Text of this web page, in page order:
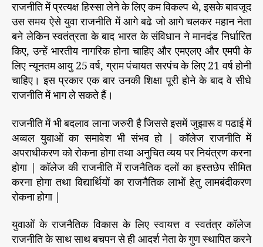
राजनीति में प्रत्यक्ष हिस्सा लेने के लिए कम विकल्प थे, इसके बावजूद
उस समय ऐसे युवा राजनीति में आगे बढे जो आगे चलकर महान नेता
बने लेकिन स्वतंत्रता के बाद भारत के संविधान ने मानदंड निर्धारित
किए, उन्हें भारतीय नागरिक होना चाहिए और एमएलए और एमपी के
लिए न्यूनतम आयु 25 वर्ष, ग्राम पंचायत सरपंच के लिए 21 वर्ष होनी
चाहिए। इस प्रकार एक बार उनकी शिक्षा पूरी होने के बाद वे सीधे
राजनीति में भाग ले सकते हैं।
राजनीति में भी बदलाव लाना जरुरी है जिससे इसमें जुझारू व पढाई में
अव्वल युवाओं का समावेश भी संभव हो | कॉलेज राजनीति में
अपराधीकरण को रोकना होगा तथा अनुचित व्यय पर नियंत्रण करना
होगा | कॉलेज की राजनीति में राजनैतिक दलों का हस्तछेप सीमित
करना होगा तथा विद्यार्थियों का राजनैतिक लाभों हेतु लामबंदीकरण
रोकना होगा |
युवाओं के राजनैतिक विकास के लिए स्वायत्त व स्वतंत्र कॉलेज
राजनीति के साथ साथ बचपन से ही आदर्श नेता के गुण स्थापित करने